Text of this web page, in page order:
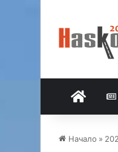
Начало »